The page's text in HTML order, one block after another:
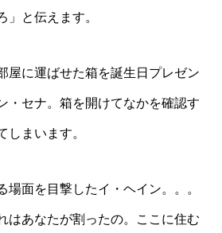
」と伝えます。
屋に運ばせた箱を誕生日プレゼン
・セナ。箱を開けてなかを確認す
しまいます。
場面を目撃したイ・ヘイン。。。
はあなたが割ったの。ここに住む